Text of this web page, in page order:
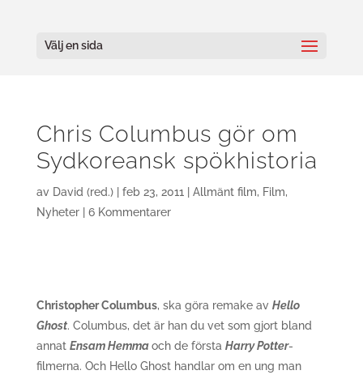
Välj en sida
Chris Columbus gör om
Sydkoreansk spökhistoria
av David (red.)| feb 23, 2011 Allmänt film, Film,
Nyheter| 6 Kommentarer
Christopher Columbus, ska göra remake av Hello
Ghost. Columbus, det är han du vet som gjort bland
annat Ensam Hemmaoch de första Harry Potter-
filmerna. Och Hello Ghost handlar om en ung man